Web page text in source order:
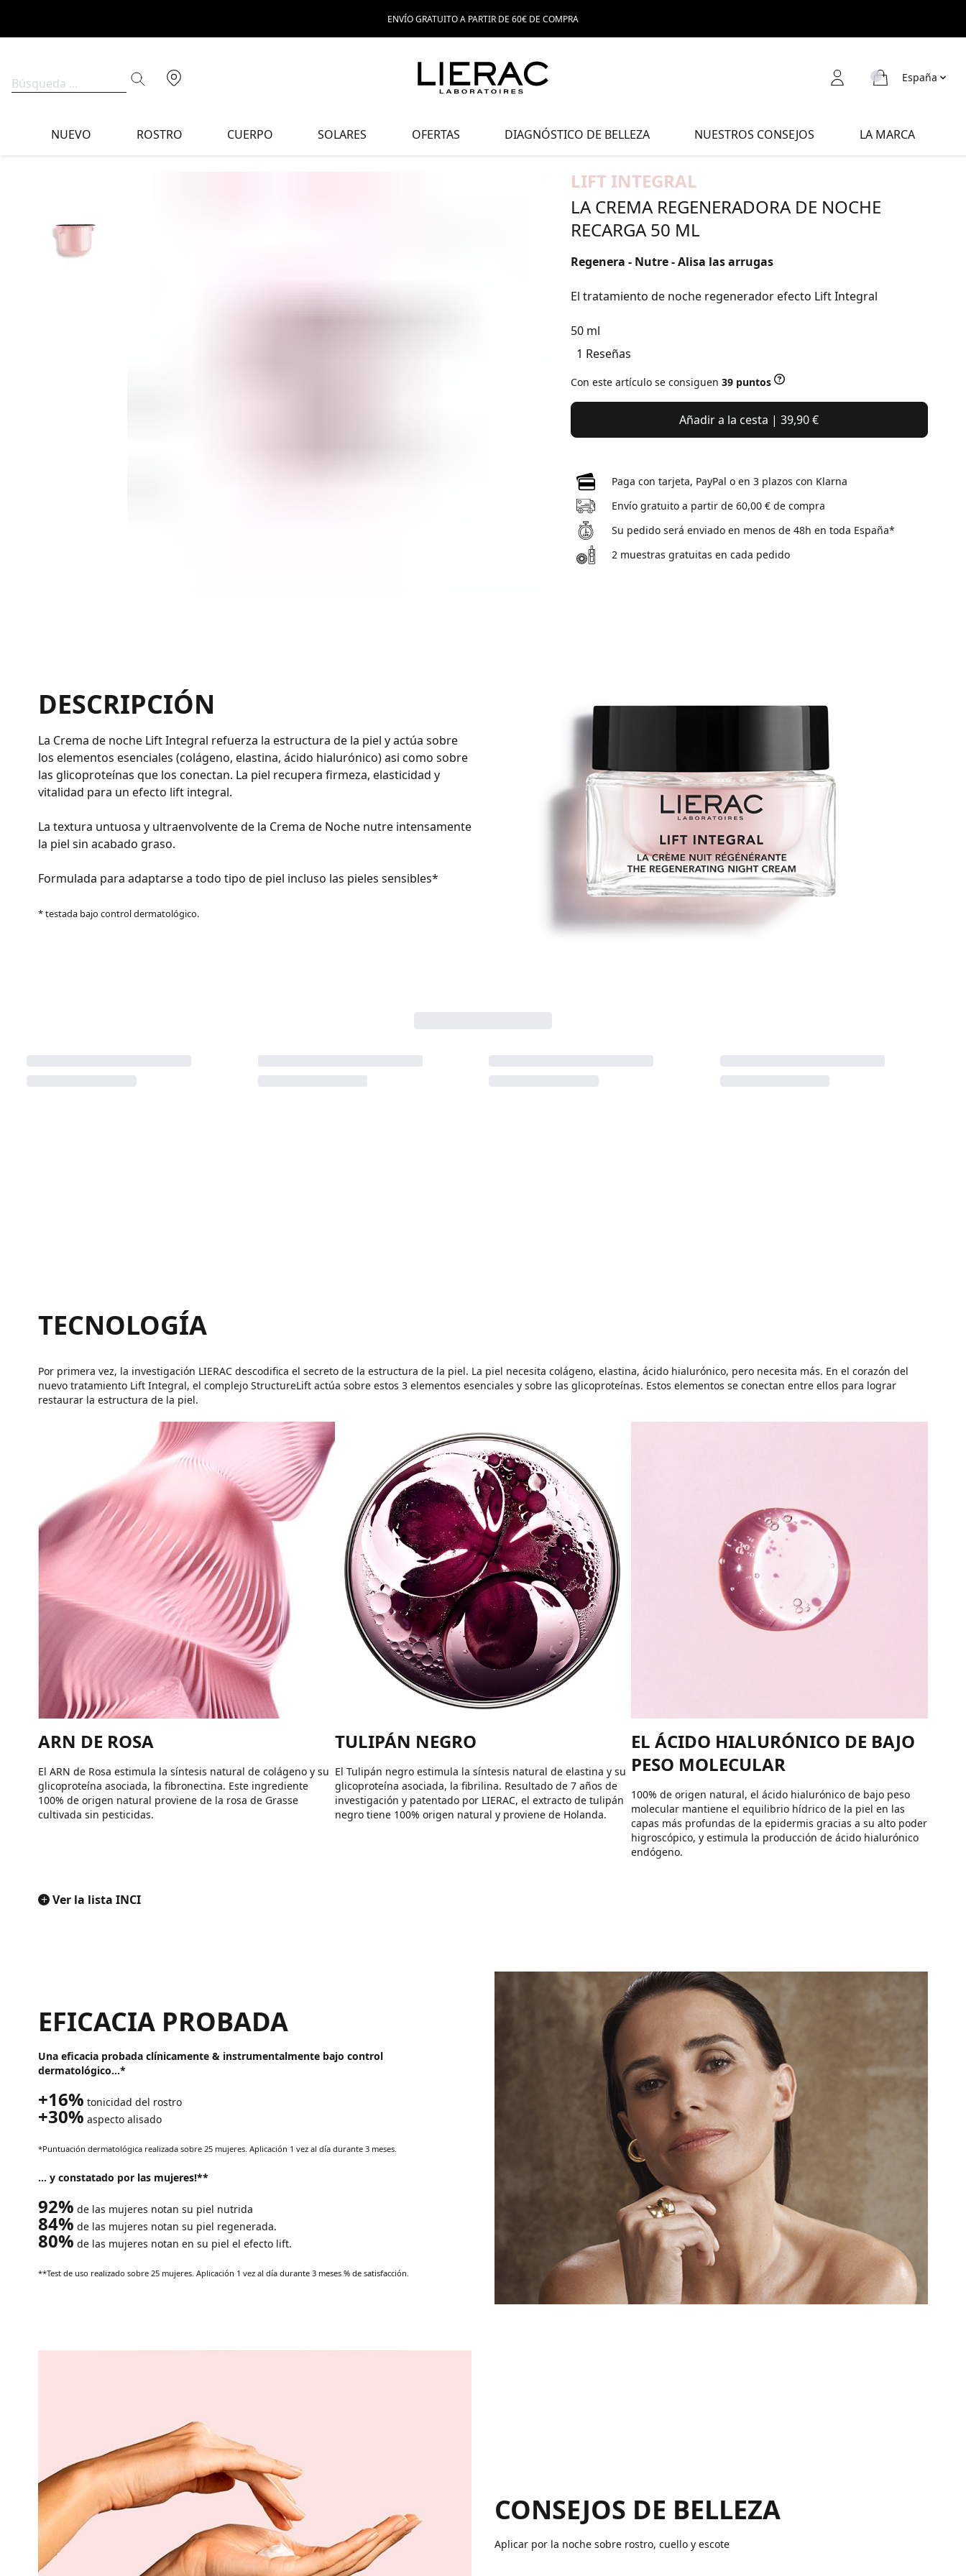
ENVÍO GRATUITO A PARTIR DE 60€ DE COMPRA
España
NUEVO ROSTRO CUERPO SOLARES OFERTAS DIAGNÓSTICO DE BELLEZA NUESTROS CONSEJOS LA MARCA
LIFT INTEGRAL
LA CREMA REGENERADORA DE NOCHE
RECARGA 50 ML
Regenera - Nutre - Alisa las arrugas
El tratamiento de noche regenerador efecto Lift Integral
50 ml
1 Reseñas
Con este artículo se consiguen 39 puntos
Añadir a la cesta | 39,90 €
Paga con tarjeta, PayPal o en 3 plazos con Klarna
Envío gratuito a partir de 60,00 € de compra
Su pedido será enviado en menos de 48h en toda España*
2 muestras gratuitas en cada pedido
DESCRIPCIÓN
La Crema de noche Lift Integral refuerza la estructura de la piel y actúa sobre
los elementos esenciales (colágeno, elastina, ácido hialurónico) asi como sobre
las glicoproteínas que los conectan. La piel recupera firmeza, elasticidad y
vitalidad para un efecto lift integral.
La textura untuosa y ultraenvolvente de la Crema de Noche nutre intensamente
la piel sin acabado graso.
Formulada para adaptarse a todo tipo de piel incluso las pieles sensibles*
* testada bajo control dermatológico.
TECNOLOGÍA
Por primera vez, la investigación LIERAC descodifica el secreto de la estructura de la piel. La piel necesita colágeno, elastina, ácido hialurónico, pero necesita más. En el corazón del
nuevo tratamiento Lift Integral, el complejo StructureLift actúa sobre estos 3 elementos esenciales y sobre las glicoproteínas. Estos elementos se conectan entre ellos para lograr
restaurar la estructura de la piel.
ARN DE ROSA
El ARN de Rosa estimula la síntesis natural de colágeno y su
glicoproteína asociada, la fibronectina. Este ingrediente
100% de origen natural proviene de la rosa de Grasse
cultivada sin pesticidas.
TULIPÁN NEGRO
El Tulipán negro estimula la síntesis natural de elastina y su
glicoproteína asociada, la fibrilina. Resultado de 7 años de
investigación y patentado por LIERAC, el extracto de tulipán
negro tiene 100% origen natural y proviene de Holanda.
EL ÁCIDO HIALURÓNICO DE BAJO
PESO MOLECULAR
100% de origen natural, el ácido hialurónico de bajo peso
molecular mantiene el equilibrio hídrico de la piel en las
capas más profundas de la epidermis gracias a su alto poder
higroscópico, y estimula la producción de ácido hialurónico
endógeno.
+ Ver la lista INCI
EFICACIA PROBADA
Una eficacia probada clínicamente & instrumentalmente bajo control
dermatológico...*
+16% tonicidad del rostro
+30% aspecto alisado
*Puntuación dermatológica realizada sobre 25 mujeres. Aplicación 1 vez al día durante 3 meses.
... y constatado por las mujeres!**
92% de las mujeres notan su piel nutrida
84% de las mujeres notan su piel regenerada.
80% de las mujeres notan en su piel el efecto lift.
**Test de uso realizado sobre 25 mujeres. Aplicación 1 vez al día durante 3 meses % de satisfacción.
CONSEJOS DE BELLEZA
Aplicar por la noche sobre rostro, cuello y escote